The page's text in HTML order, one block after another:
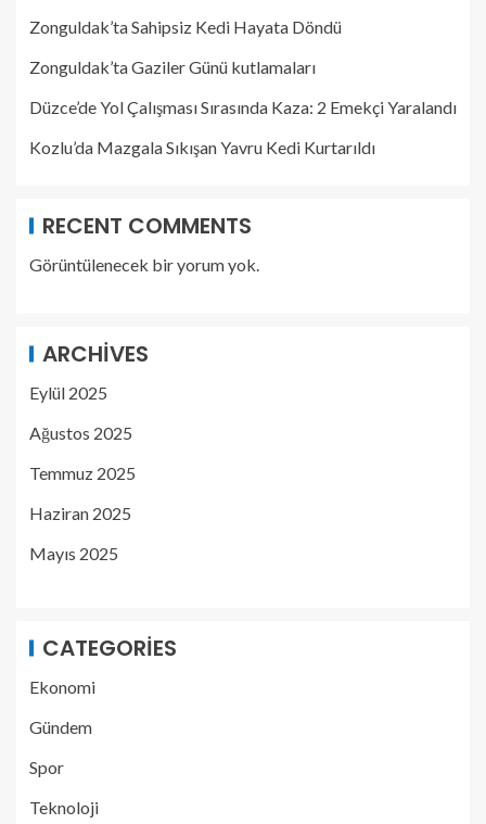
Zonguldak’ta Sahipsiz Kedi Hayata Döndü
Zonguldak’ta Gaziler Günü kutlamaları
Düzce’de Yol Çalışması Sırasında Kaza: 2 Emekçi Yaralandı
Kozlu’da Mazgala Sıkışan Yavru Kedi Kurtarıldı
RECENT COMMENTS
Görüntülenecek bir yorum yok.
ARCHIVES
Eylül 2025
Ağustos 2025
Temmuz 2025
Haziran 2025
Mayıs 2025
CATEGORIES
Ekonomi
Gündem
Spor
Teknoloji